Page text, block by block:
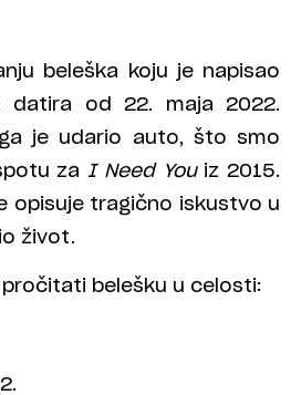
beleška koju je napisao
datira od 22. maja 2022.
je udario auto, što smo
za I Need Youiz 2015.
opisuje tragično iskustvo u
život.
belešku u celosti: